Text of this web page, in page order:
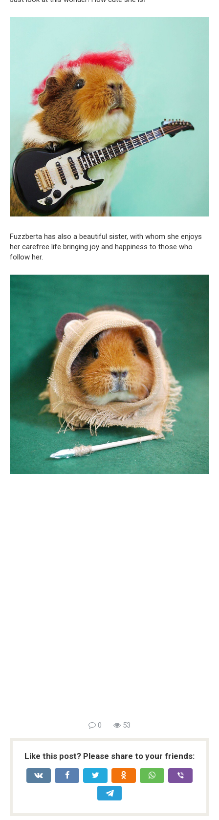
Fuzzberta has also a beautiful sister, with whom she enjoys
her carefree life bringing joy and happiness to those who
follow her.
0 53
Like this post? Please share to your friends: